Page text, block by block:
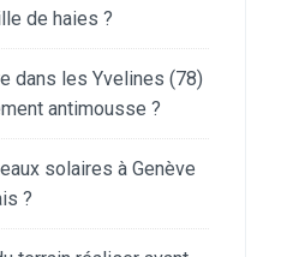
de haies ?
dans les Yvelines (78)
antimousse ?
solaires à Genève
?